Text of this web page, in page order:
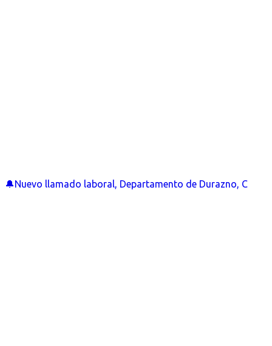
🔔Nuevo llamado laboral, Departamento de Durazno, C